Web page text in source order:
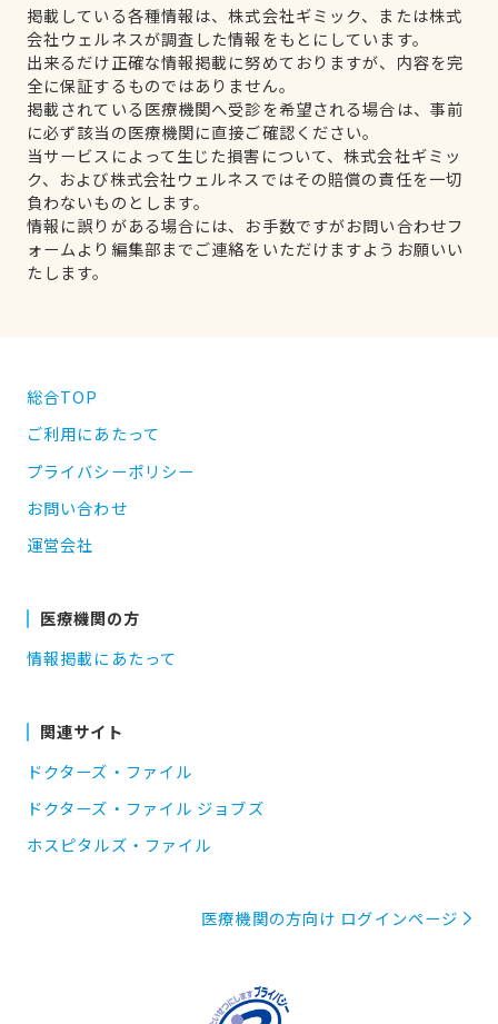
掲載している各種情報は、株式会社ギミック、または株式
会社ウェルネスが調査した情報をもとにしています。
出来るだけ正確な情報掲載に努めておりますが、内容を完
全に保証するものではありません。
掲載されている医療機関へ受診を希望される場合は、事前
に必ず該当の医療機関に直接ご確認ください。
当サービスによって生じた損害について、株式会社ギミッ
ク、および株式会社ウェルネスではその賠償の責任を一切
負わないものとします。
情報に誤りがある場合には、お手数ですがお問い合わせフ
ォームより編集部までご連絡をいただけますようお願いい
たします。
総合TOP
ご利用にあたって
プライバシーポリシー
お問い合わせ
運営会社
医療機関の方
情報掲載にあたって
関連サイト
ドクターズ・ファイル
ドクターズ・ファイル ジョブズ
ホスピタルズ・ファイル
医療機関の方向け ログインページ